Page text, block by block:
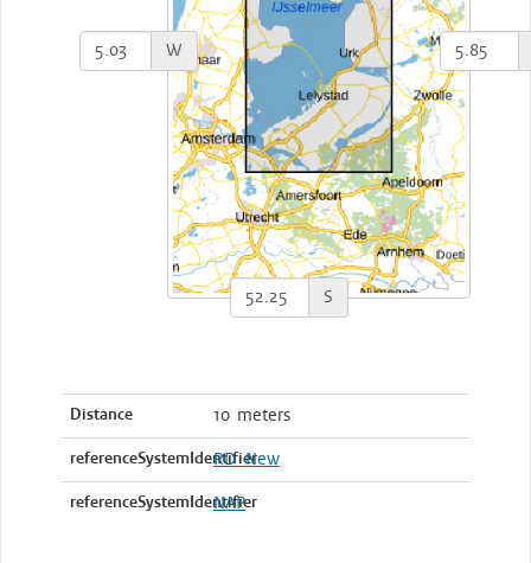
S
W
Distance 10 meters
referenceSystemIdentifier
RD_New
referenceSystemIdentifier
NAP